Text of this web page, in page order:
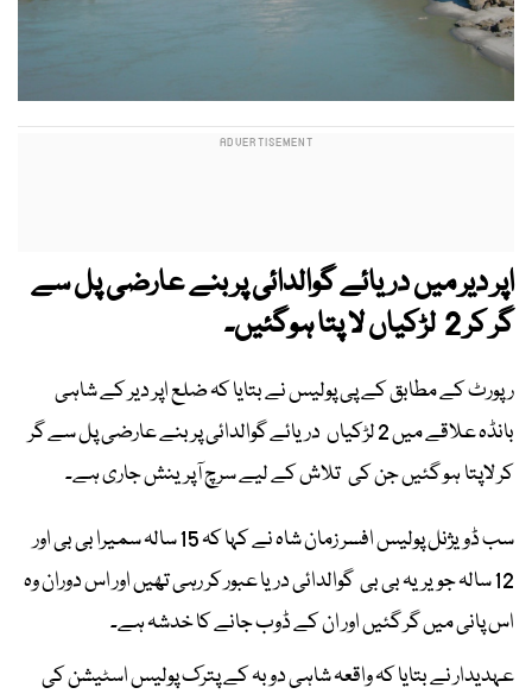
اپر دیر میں دریائے گوالدائی پر بنے عارضی پل سے
گر کر 2 لڑکیاں لا پتا ہوگئیں۔
رپورٹ کے مطابق کے پی پولیس نے بتایا کہ ضلع اپر دیر کے شاہی
بانڈہ علاقے میں 2 لڑکیاں دریائے گوالدائی پر بنے عارضی پل سے گر
کر لاپتا ہو گئیں جن کی تلاش کے لیے سرچ آپرینش جاری ہے۔
سب ڈویژنل پولیس افسر زمان شاہ نے کہا کہ 15 سالہ سمیرا بی بی اور
12 سالہ جویریہ بی بی گوالدائی دریا عبور کر رہی تھیں اور اس دوران وہ
اس پانی میں گر گئیں اور ان کے ڈوب جانے کا خدشہ ہے۔
عہدیدار نے بتایا کہ واقعہ شاہی دوبہ کے پترک پولیس اسٹیشن کی